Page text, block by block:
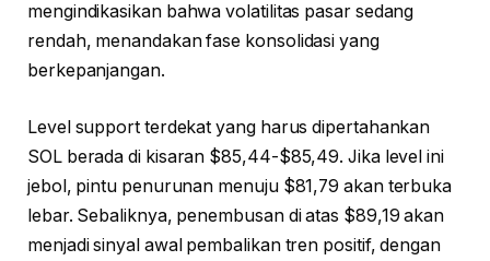
mengindikasikan bahwa volatilitas pasar sedang
rendah, menandakan fase konsolidasi yang
berkepanjangan.
Level support terdekat yang harus dipertahankan
SOL berada di kisaran $85,44-$85,49. Jika level ini
jebol, pintu penurunan menuju $81,79 akan terbuka
lebar. Sebaliknya, penembusan di atas $89,19 akan
menjadi sinyal awal pembalikan tren positif, dengan